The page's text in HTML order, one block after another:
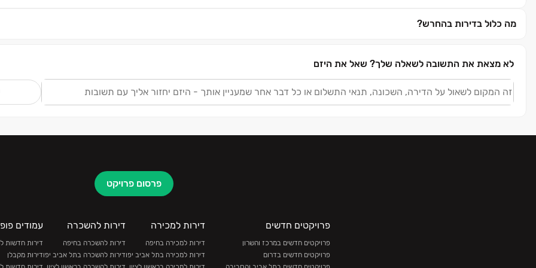
מה כלול בדירות בהחרש?
לא מצאת את התשובה לשאלה שלך? שאל את היזם
פרסום פרויקט
פרויקטים חדשים
פרויקטים חדשים במרכז והשרון
פרויקטים חדשים בדרום
דירות למכירה
דירות למכירה בחיפה
דירות למכירה בתל אביב יפו
דירות להשכרה
דירות להשכרה בחיפה
דירות להשכרה בתל אביב יפו
עמודים
דירות חדשות
דירות מקבלן